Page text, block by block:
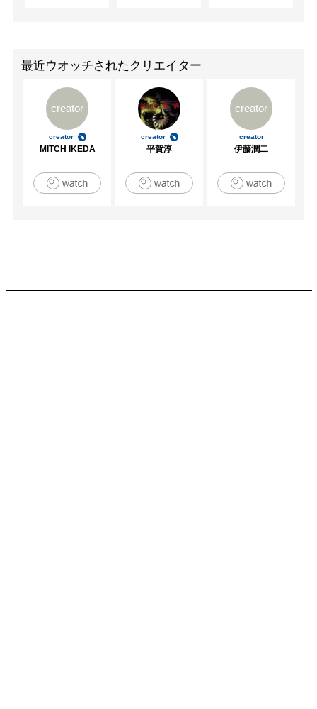
最近ウオッチされたクリエイター
creator
creator
MITCH IKEDA
creator
平賀淳
creator
creator
伊藤潤二